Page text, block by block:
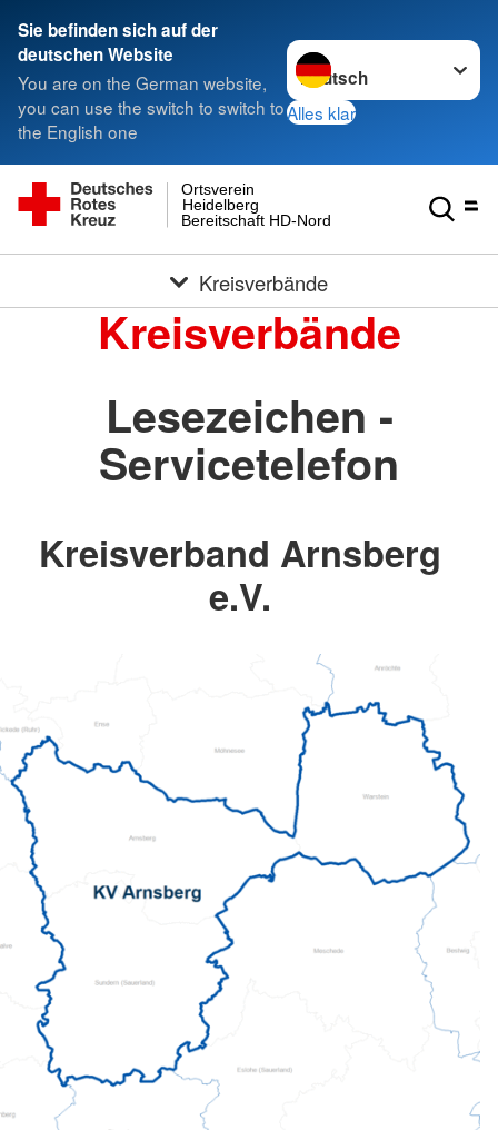
Sie befinden sich auf der
deutschen Website
You are on the German website,
you can use the switch to switch to
the English one
Sprache wechseln zu
Alles klar
Bereitschaft HD-Nord
Heidelberg
Ortsverein
Kreisverbände
Kreisverbände
Lesezeichen -
Servicetelefon
Kreisverband Arnsberg
e.V.